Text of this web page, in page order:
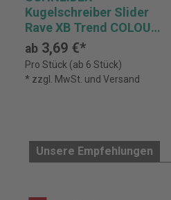
Kugelschreiber Slider
Rave XB Trend COLOUR
Edition, Schreibfarbe:
blau
ab 3,69 €*
Pro Stück (ab 6 Stück)
* zzgl. MwSt. und Versand
Unsere Empfehlungen